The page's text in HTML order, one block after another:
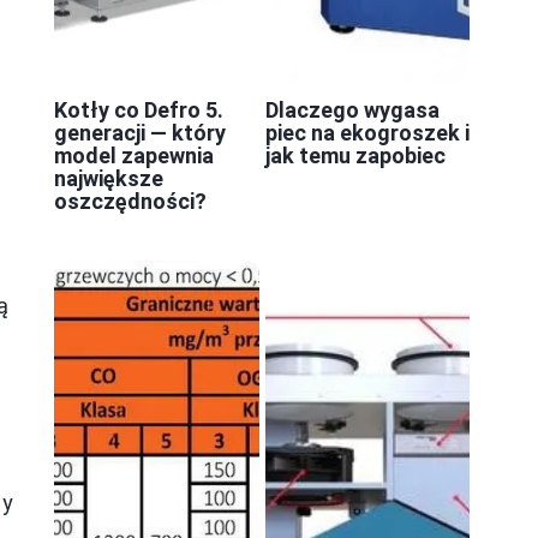
Kotły co Defro 5.
generacji — który
model zapewnia
największe
oszczędności?
Dlaczego wygasa
piec na ekogroszek i
jak temu zapobiec